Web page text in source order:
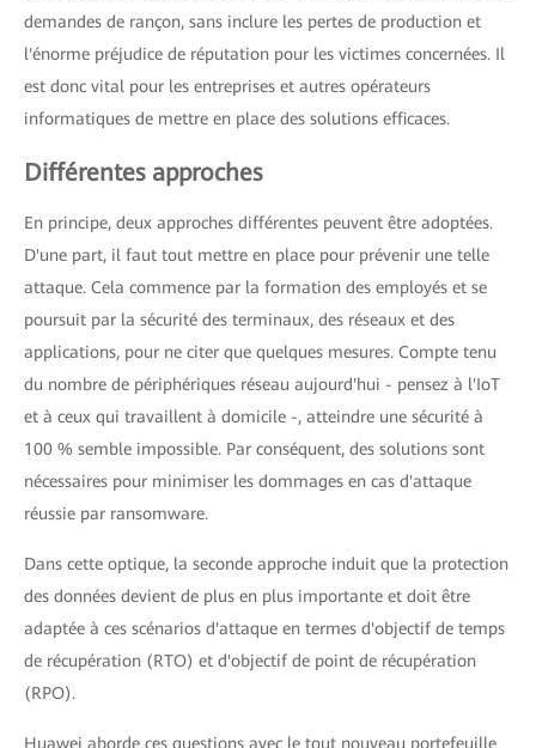
demandes de rançon, sans inclure les pertes de production et
l'énorme préjudice de réputation pour les victimes concernées. Il
est donc vital pour les entreprises et autres opérateurs
informatiques de mettre en place des solutions efficaces.
Différentes approches
En principe, deux approches différentes peuvent être adoptées.
D'une part, il faut tout mettre en place pour prévenir une telle
attaque. Cela commence par la formation des employés et se
poursuit par la sécurité des terminaux, des réseaux et des
applications, pour ne citer que quelques mesures. Compte tenu
du nombre de périphériques réseau aujourd'hui - pensez à l'IoT
et à ceux qui travaillent à domicile -, atteindre une sécurité à
100 % semble impossible. Par conséquent, des solutions sont
nécessaires pour minimiser les dommages en cas d'attaque
réussie par ransomware.
Dans cette optique, la seconde approche induit que la protection
des données devient de plus en plus importante et doit être
adaptée à ces scénarios d'attaque en termes d'objectif de temps
de récupération (RTO) et d'objectif de point de récupération
(RPO).
Huawei aborde ces questions avec le tout nouveau portefeuille